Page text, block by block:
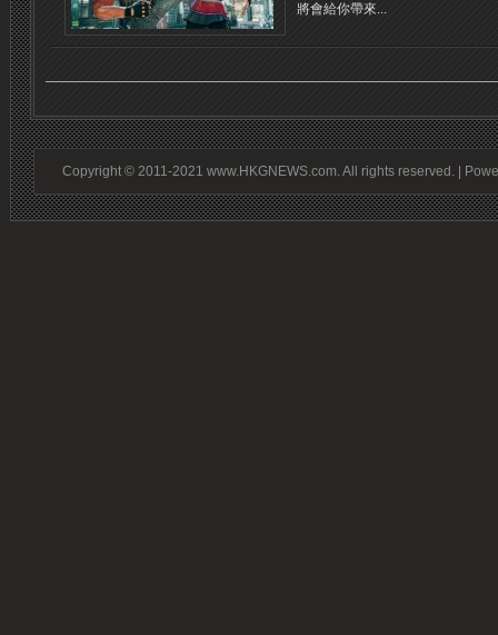
將會給你帶來...
Copyright © 2011-2021 www.HKGNEWS.com. All rights reserved. |